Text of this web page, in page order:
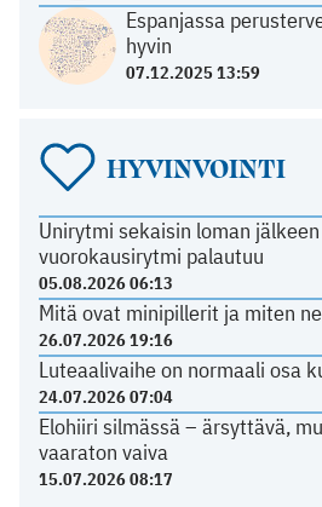
Espanjassa
hyvin
07.12.2025 13:59
HYVINVOINTI
Unirytmi sekaisin loman
vuorokausirytmi palautuu
05.08.2026 06:13
Mitä ovat minipillerit ja miten
26.07.2026 19:16
Luteaalivaihe on normaali osa
24.07.2026 07:04
Elohiiri silmässä – ärsyttävä,
vaaraton vaiva
15.07.2026 08:17